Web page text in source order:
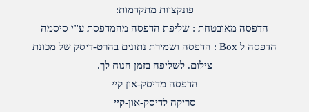
פונקציות מתקדמות:
הדפסה מאובטחת : שליפת הדפסה מהמדפסת ע”י סיסמה
הדפסה ל Box : הדפסה ושמירת נתונים בהרט-דיסק של מכונת
צילום. לשליפה בזמן הנוח לך.
הדפסה מדיסק-און קיי
סריקה לדיסק-און-קיי